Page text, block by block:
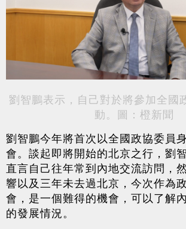
劉智鵬表示，自己對於將參加全國
動。圖：橙新聞
劉智鵬今年將首次以全國政協委員
會。談起即將開始的北京之行，劉
直言自己往年常到內地交流訪問，
響以及三年未去過北京，今次作為
會，是一個難得的機會，可以了解
的發展情況。